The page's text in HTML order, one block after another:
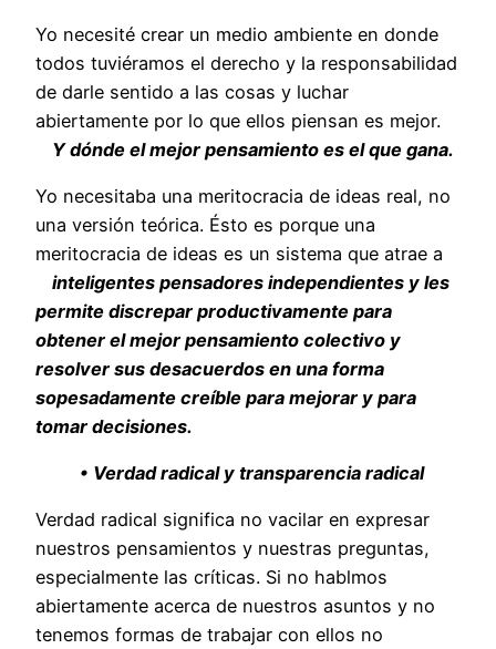
Yo necesité crear un medio ambiente en donde
todos tuviéramos el derecho y la responsabilidad
de darle sentido a las cosas y luchar
abiertamente por lo que ellos piensan es mejor.
Y dónde el mejor pensamiento es el que gana.
Yo necesitaba una meritocracia de ideas real, no
una versión teórica. Ésto es porque una
meritocracia de ideas es un sistema que atrae a
inteligentes pensadores independientes y les
permite discrepar productivamente para
obtener el mejor pensamiento colectivo y
resolver sus desacuerdos en una forma
sopesadamente creíble para mejorar y para
tomar decisiones.
• Verdad radical y transparencia radical
Verdad radical significa no vacilar en expresar
nuestros pensamientos y nuestras preguntas,
especialmente las críticas. Si no hablmos
abiertamente acerca de nuestros asuntos y no
tenemos formas de trabajar con ellos no